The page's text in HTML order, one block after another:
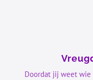
Doordat jij weet wie